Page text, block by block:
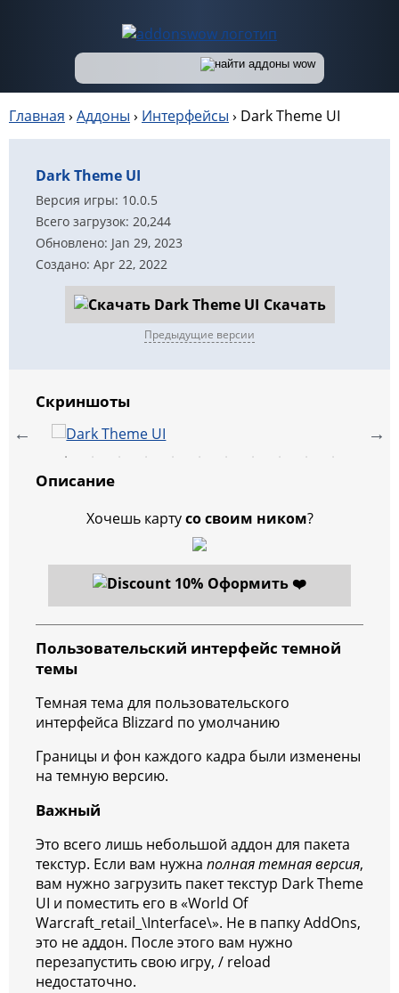
Главная › Аддоны › Интерфейсы › Dark Theme UI
Dark Theme UI
Версия игры: 10.0.5
Всего загрузок: 20,244
Обновлено: Jan 29, 2023
Создано: Apr 22, 2022
Скачать
Предыдущие версии
Скриншоты
Описание
Хочешь картусо своим ником?
Оформить ❤️
Пользовательский интерфейс темной
темы
Темная тема для пользовательского
интерфейса Blizzard по умолчанию
Границы и фон каждого кадра были изменены
на темную версию.
Важный
Это всего лишь небольшой аддон для пакета
текстур. Если вам нужна полная темная версия,
вам нужно загрузить пакет текстур Dark Theme
UI и поместить его в «World Of
Warcraft_retail_\Interface\». Не в папку AddOns,
это не аддон. После этого вам нужно
перезапустить свою игру, / reload
недостаточно.